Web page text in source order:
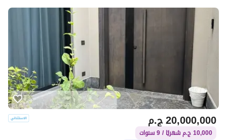
ج.م20,000,000
10,000 ج.م شهريًا / 9 سنوات